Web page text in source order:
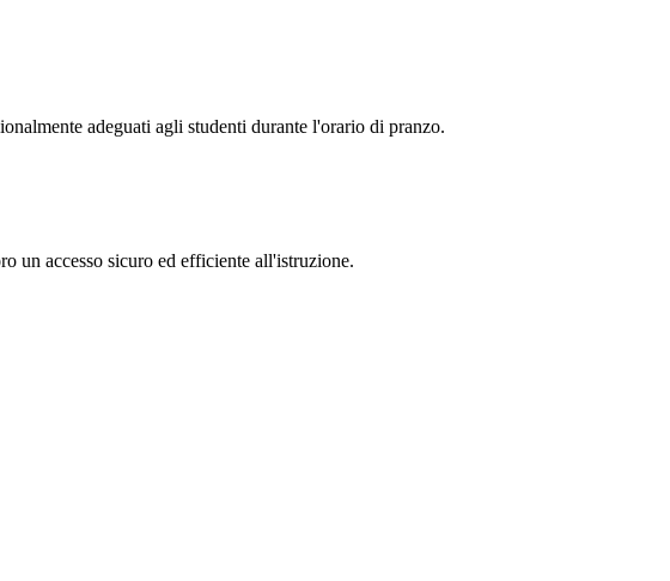
adeguati agli studenti durante l'orario di pranzo.
un accesso sicuro ed efficiente all'istruzione.